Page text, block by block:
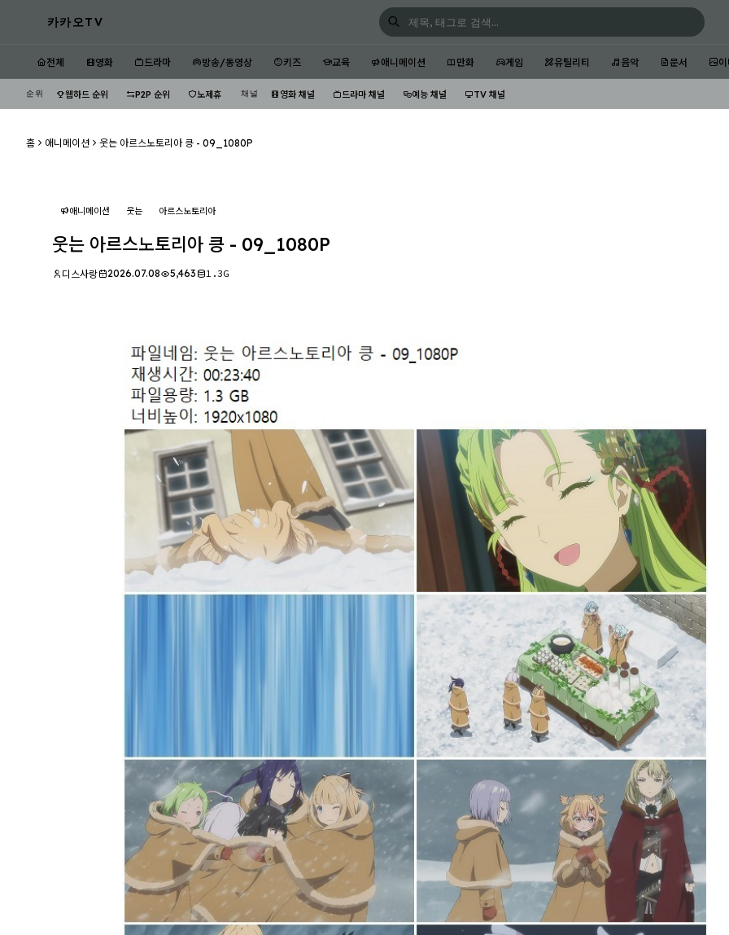
카카오TV
전체 영화 드라마 방송/동영상 키즈 교육 애니메이션 만화 게임 유틸리티 음악 문서
순위 웹하드 순위 P2P 순위 노제휴 채널 영화 채널 드라마 채널 예능 채널 TV 채널
홈 애니메이션 웃는 아르스노토리아 킁 - 09_1080P
애니메이션 웃는 아르스노토리아
웃는 아르스노토리아 킁 - 09_1080P
디스사랑 2026.07.08 5,463 1.3G